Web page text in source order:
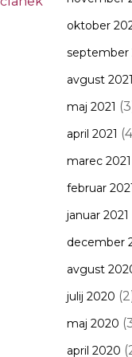
oktober
september
avgust 2021
maj 2021
april 2021
marec 2021
februar
januar 2021
december
avgust
julij 2020
maj 2020
april 2020